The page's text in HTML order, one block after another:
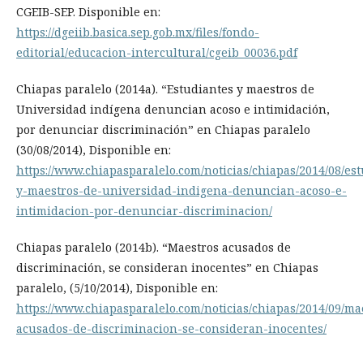
CGEIB-SEP. Disponible en:
https://dgeiib.basica.sep.gob.mx/files/fondo-
editorial/educacion-intercultural/cgeib_00036.pdf
Chiapas paralelo (2014a). “Estudiantes y maestros de
Universidad indígena denuncian acoso e intimidación,
por denunciar discriminación” en Chiapas paralelo
(30/08/2014), Disponible en:
https://www.chiapasparalelo.com/noticias/chiapas/2014/08/
y-maestros-de-universidad-indigena-denuncian-acoso-e-
intimidacion-por-denunciar-discriminacion/
Chiapas paralelo (2014b). “Maestros acusados de
discriminación, se consideran inocentes” en Chiapas
paralelo, (5/10/2014), Disponible en:
https://www.chiapasparalelo.com/noticias/chiapas/2014/09/
acusados-de-discriminacion-se-consideran-inocentes/